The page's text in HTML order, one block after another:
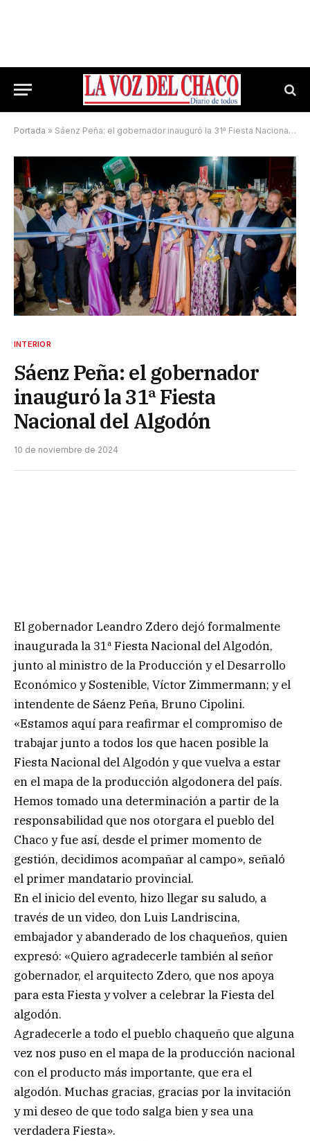
Portada » Sáenz Peña: el gobernador inauguró la 31ª Fiesta Nacional del Algodón
INTERIOR
Sáenz Peña: el gobernador
inauguró la 31ª Fiesta
Nacional del Algodón
10 de noviembre de 2024
El gobernador Leandro Zdero dejó formalmente
inaugurada la 31ª Fiesta Nacional del Algodón,
junto al ministro de la Producción y el Desarrollo
Económico y Sostenible, Víctor Zimmermann; y el
intendente de Sáenz Peña, Bruno Cipolini.
«Estamos aquí para reafirmar el compromiso de
trabajar junto a todos los que hacen posible la
Fiesta Nacional del Algodón y que vuelva a estar
en el mapa de la producción algodonera del país.
Hemos tomado una determinación a partir de la
responsabilidad que nos otorgara el pueblo del
Chaco y fue así, desde el primer momento de
gestión, decidimos acompañar al campo», señaló
el primer mandatario provincial.
En el inicio del evento, hizo llegar su saludo, a
través de un video, don Luis Landriscina,
embajador y abanderado de los chaqueños, quien
expresó: «Quiero agradecerle también al señor
gobernador, el arquitecto Zdero, que nos apoya
para esta Fiesta y volver a celebrar la Fiesta del
algodón.
Agradecerle a todo el pueblo chaqueño que alguna
vez nos puso en el mapa de la producción nacional
con el producto más importante, que era el
algodón. Muchas gracias, gracias por la invitación
y mi deseo de que todo salga bien y sea una
verdadera Fiesta».